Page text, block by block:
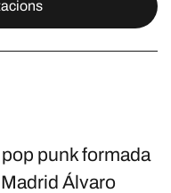
punk​ formada
Álvaro